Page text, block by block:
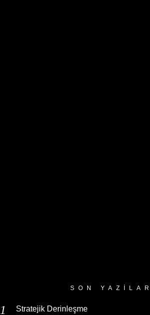
SON YAZILAR
Stratejik Derinleşme